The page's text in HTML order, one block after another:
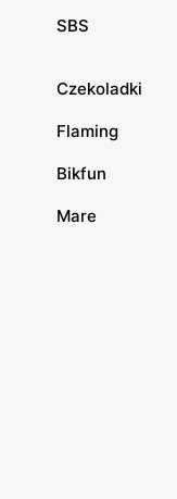
SBS
Czekoladki
Flaming
Bikfun
Mare